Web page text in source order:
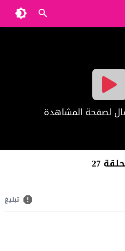
لصفحة المشاهدة
27
تبليغ